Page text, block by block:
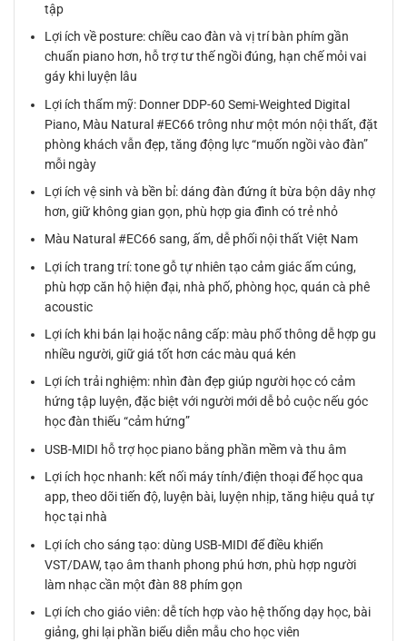
tập
Lợi ích về posture: chiều cao đàn và vị trí bàn phím gần
chuẩn piano hơn, hỗ trợ tư thế ngồi đúng, hạn chế mỏi vai
gáy khi luyện lâu
Lợi ích thẩm mỹ: Donner DDP-60 Semi-Weighted Digital
Piano, Màu Natural #EC66 trông như một món nội thất, đặt
phòng khách vẫn đẹp, tăng động lực “muốn ngồi vào đàn”
mỗi ngày
Lợi ích vệ sinh và bền bỉ: dáng đàn đứng ít bừa bộn dây nhợ
hơn, giữ không gian gọn, phù hợp gia đình có trẻ nhỏ
Màu Natural #EC66 sang, ấm, dễ phối nội thất Việt Nam
Lợi ích trang trí: tone gỗ tự nhiên tạo cảm giác ấm cúng,
phù hợp căn hộ hiện đại, nhà phố, phòng học, quán cà phê
acoustic
Lợi ích khi bán lại hoặc nâng cấp: màu phổ thông dễ hợp gu
nhiều người, giữ giá tốt hơn các màu quá kén
Lợi ích trải nghiệm: nhìn đàn đẹp giúp người học có cảm
hứng tập luyện, đặc biệt với người mới dễ bỏ cuộc nếu góc
học đàn thiếu “cảm hứng”
USB-MIDI hỗ trợ học piano bằng phần mềm và thu âm
Lợi ích học nhanh: kết nối máy tính/điện thoại để học qua
app, theo dõi tiến độ, luyện bài, luyện nhịp, tăng hiệu quả tự
học tại nhà
Lợi ích cho sáng tạo: dùng USB-MIDI để điều khiển
VST/DAW, tạo âm thanh phong phú hơn, phù hợp người
làm nhạc cần một đàn 88 phím gọn
Lợi ích cho giáo viên: dễ tích hợp vào hệ thống dạy học, bài
giảng, ghi lại phần biểu diễn mẫu cho học viên